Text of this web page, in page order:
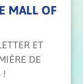
MALL OF
ET
DE
!